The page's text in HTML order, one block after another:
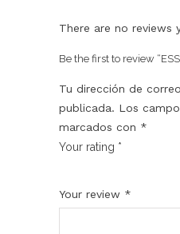
There are no reviews
Be the first to review
Tu dirección de
publicada. Los
marcados con *
Your rating *
Your review *